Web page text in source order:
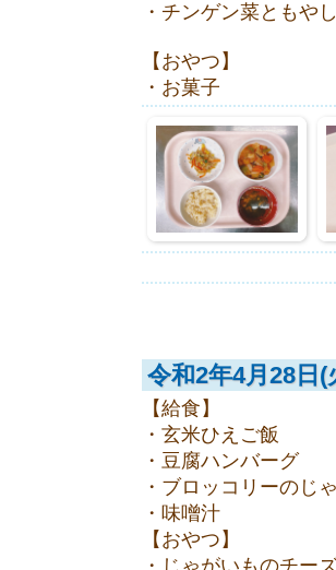
・チンゲン菜ともや
【おやつ】
・お菓子
令和2年4月28日(
【給食】
・玄米ひえご飯
・豆腐ハンバーグ
・ブロッコリーのじ
・味噌汁
【おやつ】
・じゃがいものチー